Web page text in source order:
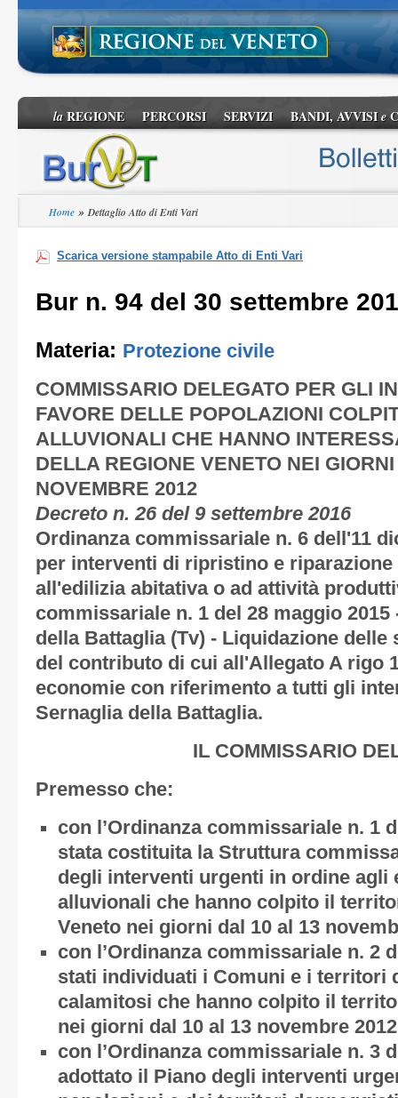
laREGIONE PERCORSI SERVIZI BANDI, AVVISIe
Home »Dettaglio Atto di Enti Vari
Scarica versione stampabile Atto di Enti Vari
Bur n. 94 del 30 settembre
Materia: Protezione civile
COMMISSARIO DELEGATO PER GLI
FAVORE DELLE POPOLAZIONI
ALLUVIONALI CHE HANNO
DELLA REGIONE VENETO NEI
NOVEMBRE 2012
Decreto n. 26 del 9 settembre 2016
Ordinanza commissariale n. 6 dell'11
per interventi di ripristino e
all'edilizia abitativa o ad attività
commissariale n. 1 del 28 maggio
della Battaglia (Tv) - Liquidazione
del contributo di cui all'Allegato A rigo
economie con riferimento a tutti gli
Sernaglia della Battaglia.
IL COMMISSARIO
Premesso che:
con l’Ordinanza commissariale n. 1
stata costituita la Struttura
degli interventi urgenti in ordine agli
alluvionali che hanno colpito il
Veneto nei giorni dal 10 al 13
con l’Ordinanza commissariale n. 2
stati individuati i Comuni e i territori
calamitosi che hanno colpito il
nei giorni dal 10 al 13 novembre
con l’Ordinanza commissariale n. 3
adottato il Piano degli interventi